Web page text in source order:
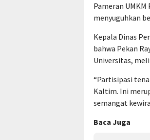
Pameran
menyuguhkan
Kepala Dinas
bahwa Pekan
Universitas,
“Partisipasi
Kaltim. Ini
semangat
Baca Juga